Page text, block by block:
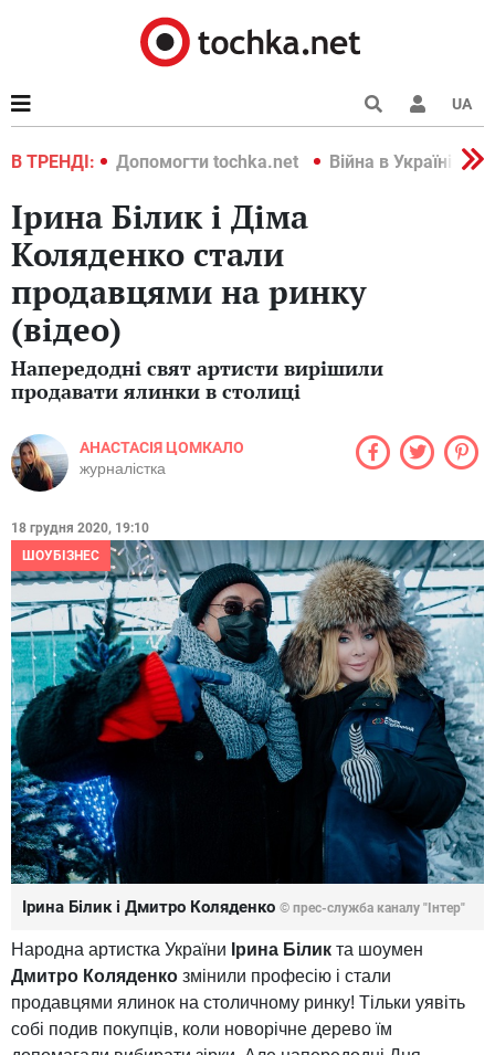
UA
В ТРЕНДІ:
2022 Допомогти tochka.net Війна в Україні 2022
Ірина Білик і Діма
Коляденко стали
продавцями на ринку
(відео)
Напередодні свят артисти вирішили
продавати ялинки в столиці
АНАСТАСІЯ ЦОМКАЛО
журналістка
18 грудня 2020, 19:10
ШОУБІЗНЕС
Ірина Білик і Дмитро Коляденко © прес-служба каналу "Інтер"
Народна артистка України Ірина Білик та шоумен
Дмитро Коляденко змінили професію і стали
продавцями ялинок на столичному ринку! Тільки уявіть
собі подив покупців, коли новорічне дерево їм